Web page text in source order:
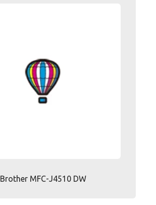
Brother MFC-J4510 DW